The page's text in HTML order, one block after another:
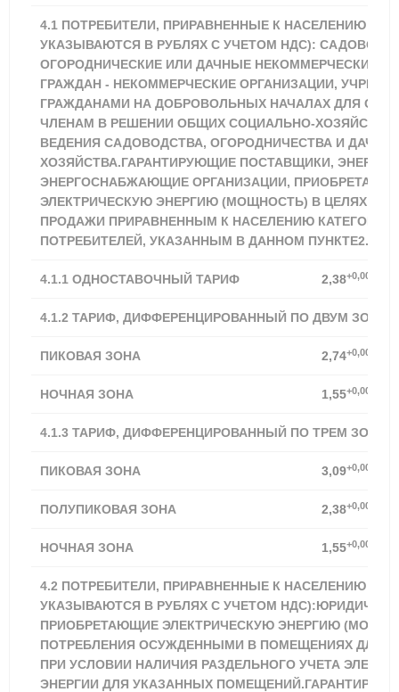
4.1 ПОТРЕБИТЕЛИ, ПРИРАВНЕННЫЕ К НАСЕЛЕНИЮ
УКАЗЫВАЮТСЯ В РУБЛЯХ С УЧЕТОМ НДС):
ОГОРОДНИЧЕСКИЕ ИЛИ ДАЧНЫЕ НЕКОММЕРЧЕСКИЕ
ГРАЖДАН - НЕКОММЕРЧЕСКИЕ ОРГАНИЗАЦИИ,
ГРАЖДАНАМИ НА ДОБРОВОЛЬНЫХ НАЧАЛАХ ДЛЯ
ЧЛЕНАМ В РЕШЕНИИ ОБЩИХ СОЦИАЛЬНО-
ВЕДЕНИЯ САДОВОДСТВА, ОГОРОДНИЧЕСТВА И
ХОЗЯЙСТВА.ГАРАНТИРУЮЩИЕ ПОСТАВЩИКИ,
ЭНЕРГОСНАБЖАЮЩИЕ ОРГАНИЗАЦИИ,
ЭЛЕКТРИЧЕСКУЮ ЭНЕРГИЮ (МОЩНОСТЬ) В ЦЕЛЯХ
ПРОДАЖИ ПРИРАВНЕННЫМ К НАСЕЛЕНИЮ
ПОТРЕБИТЕЛЕЙ, УКАЗАННЫМ В ДАННОМ ПУНКТЕ2.
4.1.1 ОДНОСТАВОЧНЫЙ ТАРИФ 2,38+0,00%
4.1.2 ТАРИФ, ДИФФЕРЕНЦИРОВАННЫЙ ПО ДВУМ
ПИКОВАЯ ЗОНА 2,74+0,00%
НОЧНАЯ ЗОНА 1,55+0,00%
4.1.3 ТАРИФ, ДИФФЕРЕНЦИРОВАННЫЙ ПО ТРЕМ ЗОНАМ
ПИКОВАЯ ЗОНА 3,09+0,00%
ПОЛУПИКОВАЯ ЗОНА 2,38+0,00%
НОЧНАЯ ЗОНА 1,55+0,00%
4.2 ПОТРЕБИТЕЛИ, ПРИРАВНЕННЫЕ К НАСЕЛЕНИЮ
УКАЗЫВАЮТСЯ В РУБЛЯХ С УЧЕТОМ
ПРИОБРЕТАЮЩИЕ ЭЛЕКТРИЧЕСКУЮ ЭНЕРГИЮ
ПОТРЕБЛЕНИЯ ОСУЖДЕННЫМИ В ПОМЕЩЕНИЯХ ДЛЯ
ПРИ УСЛОВИИ НАЛИЧИЯ РАЗДЕЛЬНОГО УЧЕТА
ЭНЕРГИИ ДЛЯ УКАЗАННЫХ